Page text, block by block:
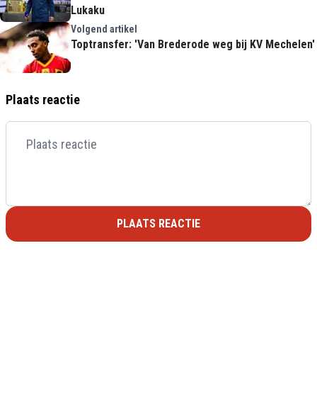
Lukaku
Volgend artikel
Toptransfer: 'Van Brederode weg bij KV Mechelen'
Plaats reactie
PLAATS REACTIE